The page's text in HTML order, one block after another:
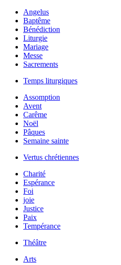
Angelus
Baptême
Bénédiction
Liturgie
Mariage
Messe
Sacrements
Temps liturgiques
Assomption
Avent
Carême
Noël
Pâques
Semaine sainte
Vertus chrétiennes
Charité
Espérance
Foi
joie
Justice
Paix
Tempérance
Théâtre
Arts